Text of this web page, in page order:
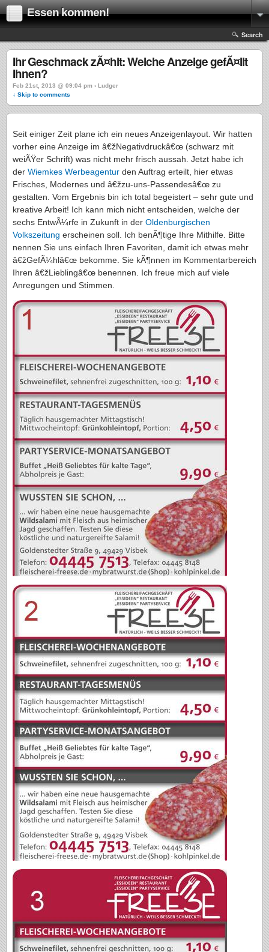
Essen kommen!
Search
Ihr Geschmack zÃ¤hlt: Welche Anzeige gefÃ¤llt
Ihnen?
Feb 21st, 2013 @ 09:04 pm › Ludger
↓ Skip to comments
Seit einiger Zeit plane ich ein neues Anzeigenlayout. Wir hatten
vorher eine Anzeige im â€žNegativdruckâ€œ (schwarz mit
weiÃŸer Schrift) was nicht mehr frisch aussah. Jetzt habe ich
der Wiemkes Werbeagentur den Auftrag erteilt, hier etwas
Frisches, Modernes und â€žzu-uns-Passendesâ€œ zu
gestalten. Vom Ergebnis bin ich total begeistert – sehr gute und
kreative Arbeit! Ich kann mich nicht entscheiden, welche der
sechs EntwÃ¼rfe in Zukunft in der Oldenburgischen
Volkszeitung erscheinen soll. Ich benÃ¶tige Ihre Mithilfe. Bitte
nennen Sie uns einfach Ihren Favoriten, damit ich etwas mehr
â€žGefÃ¼hlâ€œ bekomme. Sie kÃ¶nnen im Kommentarbereich
Ihren â€žLieblingâ€œ benennen. Ich freue mich auf viele
Anregungen und Stimmen.